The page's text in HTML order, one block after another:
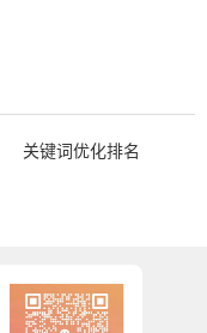
关键词优化排名